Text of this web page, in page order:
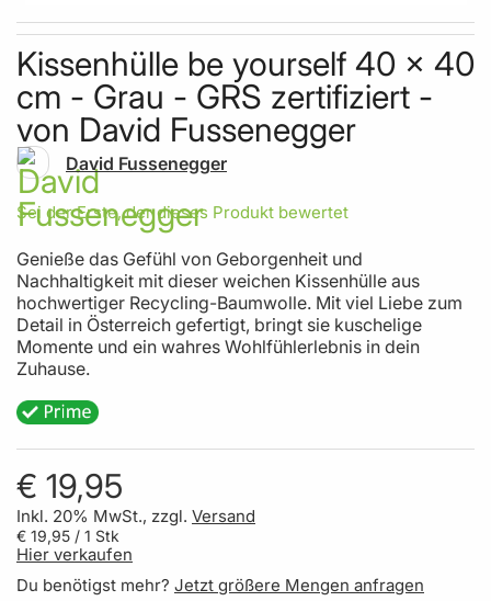
Skip to the beginning of the images gallery
Kissenhülle be yourself 40 x 40
cm - Grau - GRS zertifiziert -
von David Fussenegger
David Fussenegger
Sei der Erste, der dieses Produkt bewertet
Genieße das Gefühl von Geborgenheit und
Nachhaltigkeit mit dieser weichen Kissenhülle aus
hochwertiger Recycling-Baumwolle. Mit viel Liebe zum
Detail in Österreich gefertigt, bringt sie kuschelige
Momente und ein wahres Wohlfühlerlebnis in dein
Zuhause.
€ 19,95
Inkl. 20% MwSt., zzgl. Versand
€ 19,95 / 1 Stk
Hier verkaufen
Du benötigst mehr? Jetzt größere Mengen anfragen